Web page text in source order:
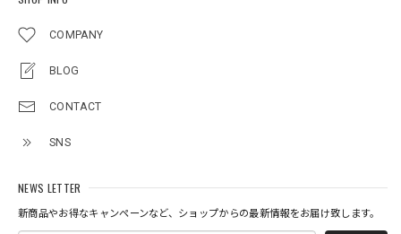
COMPANY
BLOG
CONTACT
SNS
NEWS LETTER
新商品やお得なキャンペーンなど、ショップからの最新情報をお届け致します。